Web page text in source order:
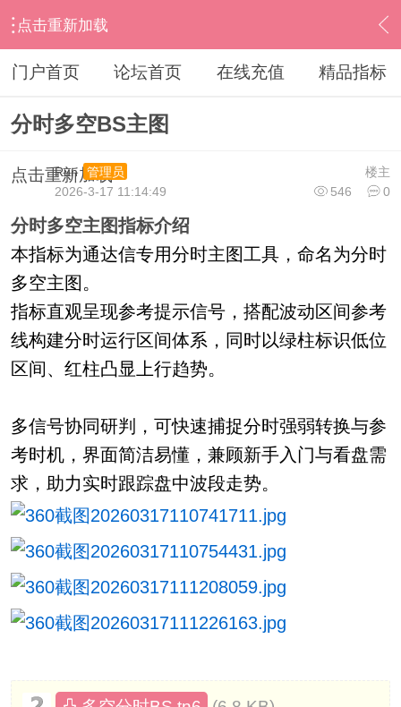
点击重新加载
› 通达信指标公式 › 分时指标公式 › 内容
门户首页 论坛首页 在线充值 精品指标
分时多空BS主图
点击重新加载 楼主
Run
管理员
546
0
2026-3-17 11:14:49
分时多空主图指标介绍
本指标为通达信专用分时主图工具，命名为分时
多空主图。
指标直观呈现参考提示信号，搭配波动区间参考
线构建分时运行区间体系，同时以绿柱标识低位
区间、红柱凸显上行趋势。
多信号协同研判，可快速捕捉分时强弱转换与参
考时机，界面简洁易懂，兼顾新手入门与看盘需
求，助力实时跟踪盘中波段走势。